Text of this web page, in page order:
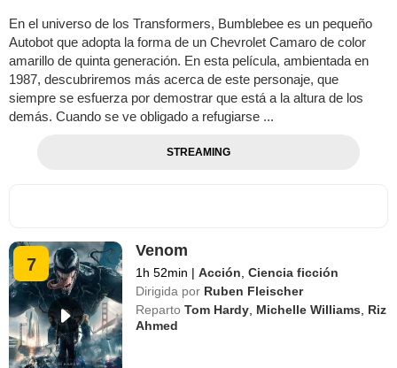
En el universo de los Transformers, Bumblebee es un pequeño
Autobot que adopta la forma de un Chevrolet Camaro de color
amarillo de quinta generación. En esta película, ambientada en
1987, descubriremos más acerca de este personaje, que
siempre se esfuerza por demostrar que está a la altura de los
demás. Cuando se ve obligado a refugiarse ...
STREAMING
7
Venom
1h 52min | Acción ,Ciencia ficción
Dirigida por Ruben Fleischer
Reparto Tom Hardy Michelle Williams
Riz
Ahmed